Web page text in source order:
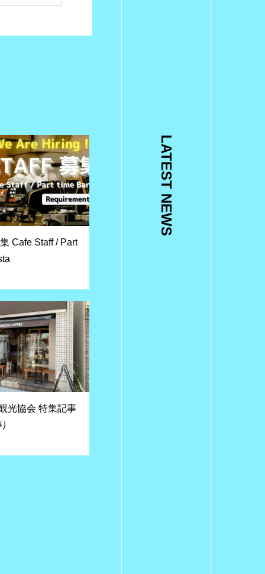
LATEST NEWS
Cafe Staff / Part
光協会 特集記事